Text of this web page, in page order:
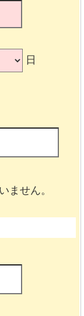
日
ません。